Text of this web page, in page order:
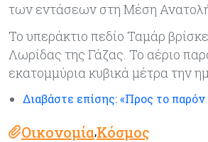
των εντάσεων στη Μέση Ανατολή
Το υπεράκτιο πεδίο Ταμάρ
Λωρίδας της Γάζας. Το αέριο
εκατομμύρια κυβικά μέτρα την
Διαβάστε επίσης: «Προς το
Οικονομία,Κόσμος